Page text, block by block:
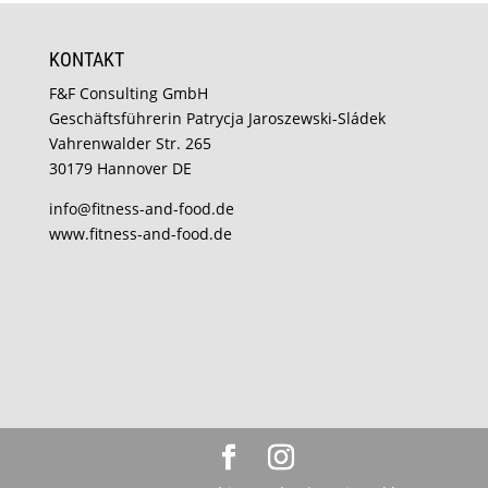
KONTAKT
F&F Consulting GmbH
Geschäftsführerin Patrycja Jaroszewski-Sládek
Vahrenwalder Str. 265
30179 Hannover DE
info@fitness-and-food.de
www.fitness-and-food.de